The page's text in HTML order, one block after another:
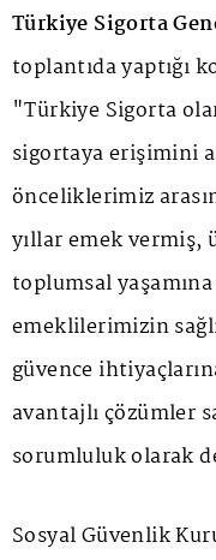
Türkiye Sigorta
toplantıda yaptığı
"Türkiye Sigorta
sigortaya erişimini
önceliklerimiz
yıllar emek vermiş,
toplumsal
emeklilerimizin
güvence
avantajlı çözümler
sorumluluk olarak
Sosyal Güvenlik